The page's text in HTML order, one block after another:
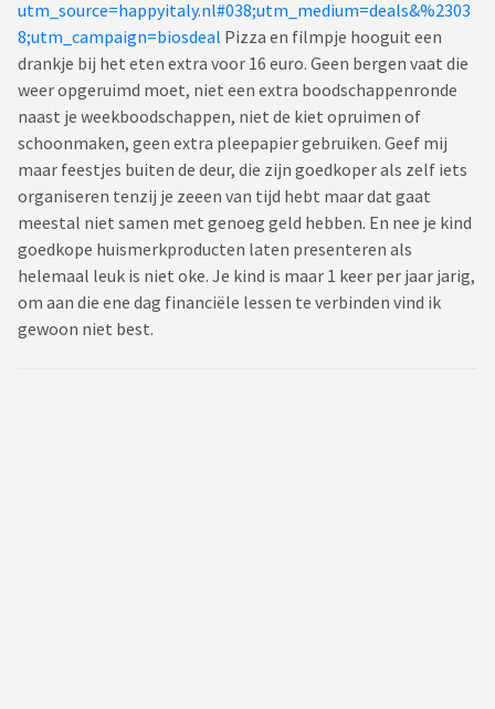
utm_source=happyitaly.nl#038;utm_medium=deals&%2303
8;utm_campaign=biosdeal Pizza en filmpje hooguit een
drankje bij het eten extra voor 16 euro. Geen bergen vaat die
weer opgeruimd moet, niet een extra boodschappenronde
naast je weekboodschappen, niet de kiet opruimen of
schoonmaken, geen extra pleepapier gebruiken. Geef mij
maar feestjes buiten de deur, die zijn goedkoper als zelf iets
organiseren tenzij je zeeen van tijd hebt maar dat gaat
meestal niet samen met genoeg geld hebben. En nee je kind
goedkope huismerkproducten laten presenteren als
helemaal leuk is niet oke. Je kind is maar 1 keer per jaar jarig,
om aan die ene dag financiële lessen te verbinden vind ik
gewoon niet best.